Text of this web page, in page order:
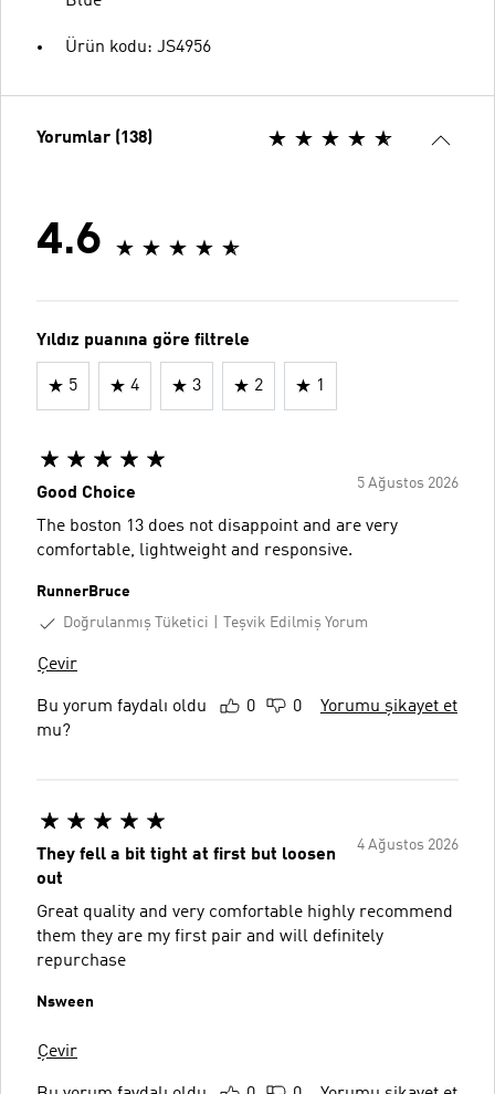
Ürün kodu: JS4956
Yorumlar (138)
4.6
Yıldız puanına göre filtrele
5 4 3 2 1
5 Ağustos 2026
Good Choice
The boston 13 does not disappoint and are very
comfortable, lightweight and responsive.
RunnerBruce
Doğrulanmış Tüketici
Teşvik Edilmiş Yorum
Çevir
Bu yorum faydalı oldu
mu?
0 0 Yorumu şikayet et
4 Ağustos 2026
They fell a bit tight at first but loosen
out
Great quality and very comfortable highly recommend
them they are my first pair and will definitely
repurchase
Nsween
Çevir